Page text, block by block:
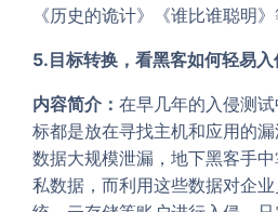
《历史的诡计》《谁比谁聪明》
5.目标转换，看黑客如何轻易
内容简介： 在早几年的入侵测
标都是放在寻找主机和应用的
数据大规模泄漏，地下黑客手
私数据，而利用这些数据对企